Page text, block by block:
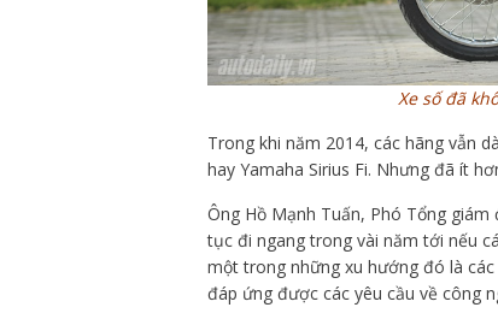
Xe số đã
Trong khi năm 2014, các hãng vẫn
hay Yamaha Sirius Fi. Nhưng đã ít
Ông Hồ Mạnh Tuấn, Phó Tổng
tục đi ngang trong vài năm tới nếu
một trong những xu hướng đó là
đáp ứng được các yêu cầu về công